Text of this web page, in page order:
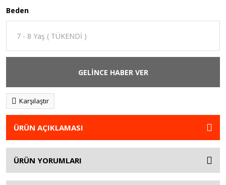
Beden
GELİNCE HABER VER
Karşılaştır
ÜRÜN AÇIKLAMASI
ÜRÜN YORUMLARI